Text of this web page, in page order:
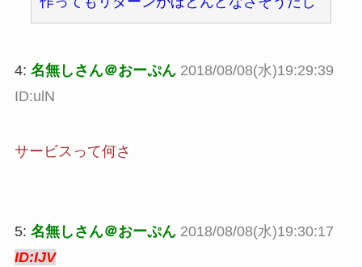
4: 名無しさん＠おーぷん 2018/08/08(水)19:29:39
ID:ulN
サービスって何さ
5: 名無しさん＠おーぷん 2018/08/08(水)19:30:17
ID:IJV